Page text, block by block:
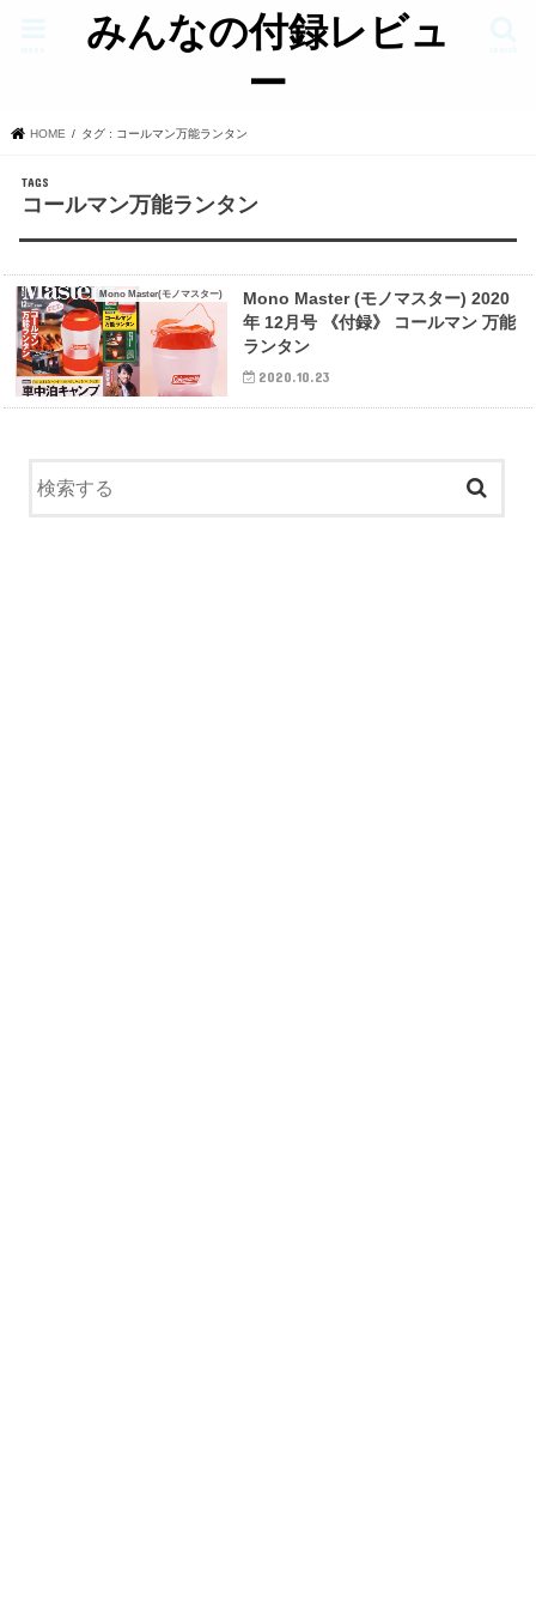
みんなの付録レビュ
ー
HOME タグ : コールマン万能ランタン
コールマン万能ランタン
Mono Master(モノマスター)
Mono Master (モノマスター) 2020
年 12月号 《付録》 コールマン 万能
ランタン
2020.10.23